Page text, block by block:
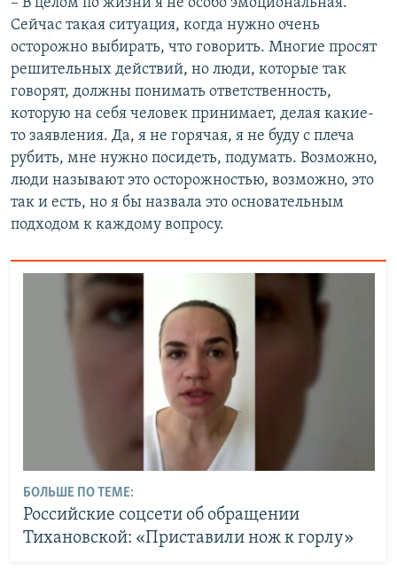
Сейчас такая ситуация, когда нужно очень
осторожно выбирать, что говорить. Многие просят
решительных действий, но люди, которые так
говорят, должны понимать ответственность,
которую на себя человек принимает, делая какие-
то заявления. Да, я не горячая, я не буду с плеча
рубить, мне нужно посидеть, подумать. Возможно,
люди называют это осторожностью, возможно, это
так и есть, но я бы назвала это основательным
подходом к каждому вопросу.
БОЛЬШЕ ПО ТЕМЕ:
Российские соцсети об обращении
Тихановской: «Приставили нож к горлу»